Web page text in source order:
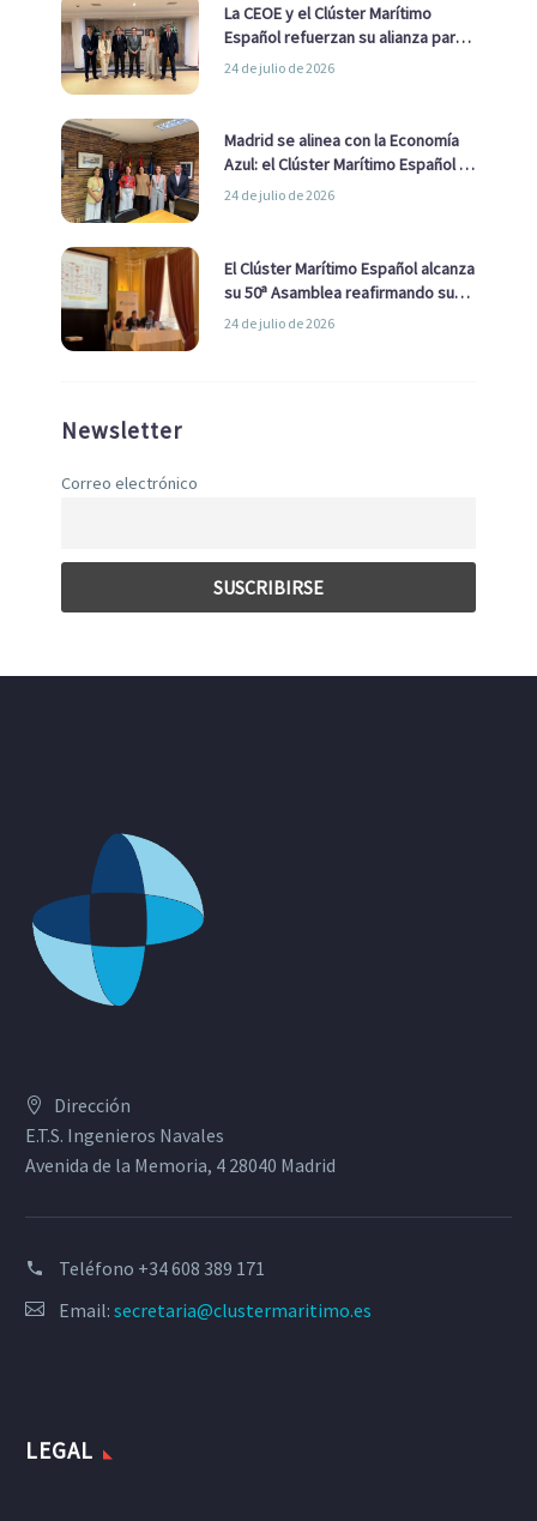
La CEOE y el Clúster Marítimo
Español refuerzan su alianza para
impulsar una estrategia Nacional
24 de julio de 2026
Madrid se alinea con la Economía
Azul: el Clúster Marítimo Español y
la Real Liga Naval avanzan alianzas
24 de julio de 2026
El Clúster Marítimo Español alcanza
su 50ª Asamblea reafirmando su
liderazgo en la Economía Azul
24 de julio de 2026
Newsletter
Correo electrónico
Dirección
E.T.S. Ingenieros Navales
Avenida de la Memoria, 4 28040 Madrid
Teléfono +34 608 389 171
Email: secretaria@clustermaritimo.es
LEGAL